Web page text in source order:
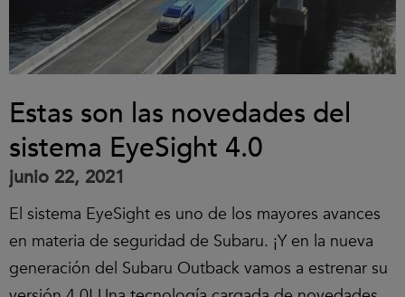
Estas son las novedades del
sistema EyeSight 4.0
junio 22, 2021
El sistema EyeSight es uno de los mayores avances
en materia de seguridad de Subaru. ¡Y en la nueva
generación del Subaru Outback vamos a estrenar su